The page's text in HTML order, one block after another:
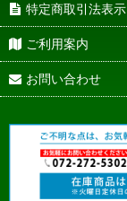
特定商取引法表示
ご利用案内
お問い合わせ